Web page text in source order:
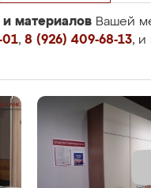
материалов Вашей
01, 8 (926) 409-68-13, и